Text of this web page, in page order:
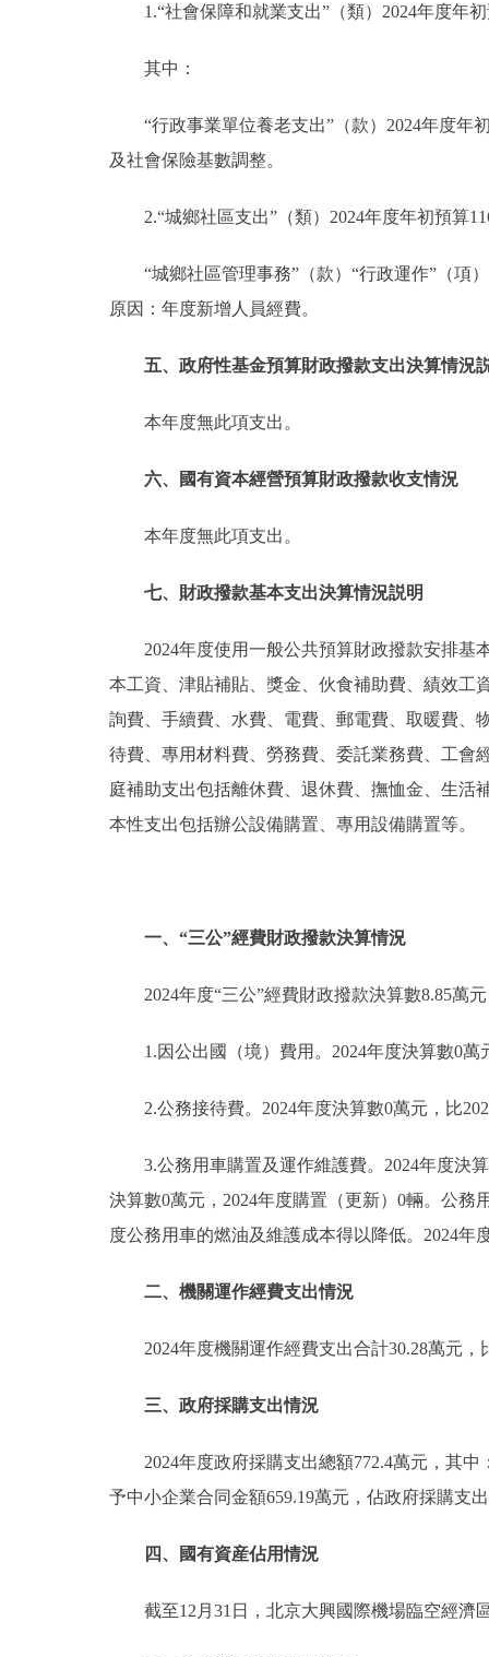
1.“社會保障和就業支出”（類）2024年度年
其中：
“行政事業單位養老支出”（款）2024年度年
及社會保險基數調整。
2.“城鄉社區支出”（類）2024年度年初預算
“城鄉社區管理事務”（款）“行政運作”（項
原因：年度新增人員經費。
五、政府性基金預算財政撥款支出決算情況
本年度無此項支出。
六、國有資本經營預算財政撥款收支情況
本年度無此項支出。
七、財政撥款基本支出決算情況説明
2024年度使用一般公共預算財政撥款安排基
本工資、津貼補貼、獎金、伙食補助費、績效工
詢費、手續費、水費、電費、郵電費、取暖費、
待費、專用材料費、勞務費、委託業務費、工會
庭補助支出包括離休費、退休費、撫恤金、生活
本性支出包括辦公設備購置、專用設備購置等。
一、“三公”經費財政撥款決算情況
2024年度“三公”經費財政撥款決算數8.85萬
1.因公出國（境）費用。2024年度決算數0
2.公務接待費。2024年度決算數0萬元，比
3.公務用車購置及運作維護費。2024年度決
決算數0萬元，2024年度購置（更新）0輛。公
度公務用車的燃油及維護成本得以降低。2024年
二、機關運作經費支出情況
2024年度機關運作經費支出合計30.28萬元
三、政府採購支出情況
2024年度政府採購支出總額772.4萬元，其
予中小企業合同金額659.19萬元，佔政府採購支
四、國有資産佔用情況
截至12月31日，北京大興國際機場臨空經濟